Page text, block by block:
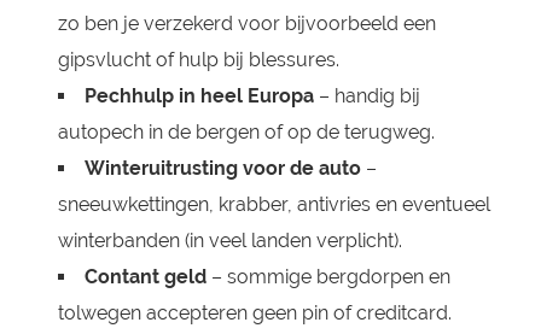
zo ben je verzekerd voor bijvoorbeeld een
gipsvlucht of hulp bij blessures.
Pechhulp in heel Europa– handig bij
autopech in de bergen of op de terugweg.
Winteruitrusting voor de auto–
sneeuwkettingen, krabber, antivries en eventueel
winterbanden (in veel landen verplicht).
Contant geld– sommige bergdorpen en
tolwegen accepteren geen pin of creditcard.